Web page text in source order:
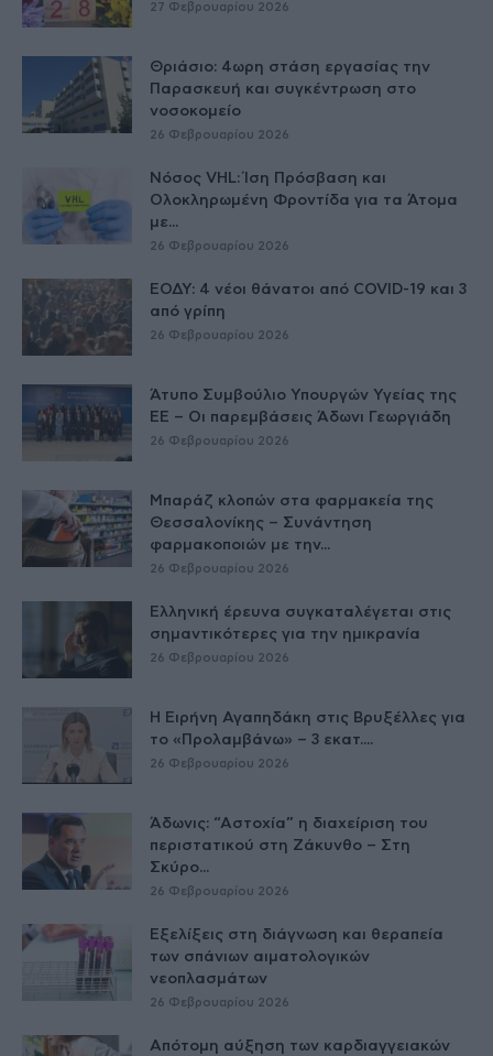
27 Φεβρουαρίου 2026
Θριάσιο: 4ωρη στάση εργασίας την
Παρασκευή και συγκέντρωση στο
νοσοκομείο
26 Φεβρουαρίου 2026
Νόσος VHL: Ίση Πρόσβαση και
Ολοκληρωμένη Φροντίδα για τα Άτομα
με...
26 Φεβρουαρίου 2026
ΕΟΔΥ: 4 νέοι θάνατοι από COVID-19 και 3
από γρίπη
26 Φεβρουαρίου 2026
Άτυπο Συμβούλιο Υπουργών Υγείας της
ΕE – Οι παρεμβάσεις Άδωνι Γεωργιάδη
26 Φεβρουαρίου 2026
Μπαράζ κλοπών στα φαρμακεία της
Θεσσαλονίκης – Συνάντηση
φαρμακοποιών με την...
26 Φεβρουαρίου 2026
Ελληνική έρευνα συγκαταλέγεται στις
σημαντικότερες για την ημικρανία
26 Φεβρουαρίου 2026
Η Ειρήνη Αγαπηδάκη στις Βρυξέλλες για
το «Προλαμβάνω» – 3 εκατ....
26 Φεβρουαρίου 2026
Άδωνις: “Αστοχία” η διαχείριση του
περιστατικού στη Ζάκυνθο – Στη
Σκύρο...
26 Φεβρουαρίου 2026
Εξελίξεις στη διάγνωση και θεραπεία
των σπάνιων αιματολογικών
νεοπλασμάτων
26 Φεβρουαρίου 2026
Απότομη αύξηση των καρδιαγγειακών